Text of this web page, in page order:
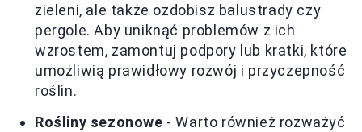
zieleni, ale także ozdobisz balustrady czy
pergole. Aby uniknąć problemów z ich
wzrostem, zamontuj podpory lub kratki, które
umożliwią prawidłowy rozwój i przyczepność
roślin.
Rośliny sezonowe - Warto również rozważyć